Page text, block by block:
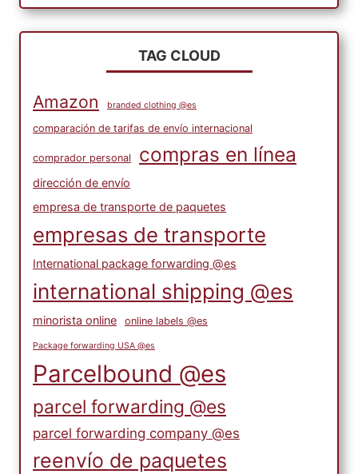
TAG CLOUD
Amazon branded clothing @es
comparación de tarifas de envío internacional
comprador personal compras en línea
dirección de envío
empresa de transporte de paquetes
empresas de transporte
International package forwarding @es
international shipping @es
minorista online online labels @es
Package forwarding USA @es
Parcelbound @es
parcel forwarding @es
parcel forwarding company @es
reenvío de paquetes